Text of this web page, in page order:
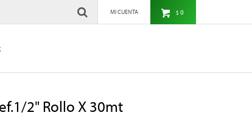
$ 0
2" Rollo X 30mt